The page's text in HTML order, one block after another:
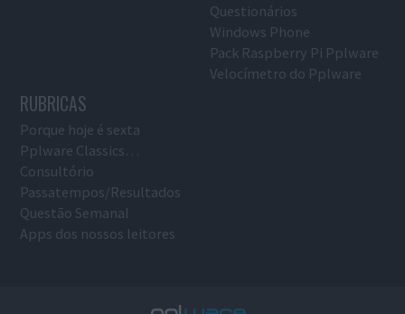
Questionários
Windows Phone
Pack Raspberry Pi Pplware
Velocímetro do Pplware
RUBRICAS
Porque hoje é sexta
Pplware Classics…
Consultório
Passatempos/Resultados
Questão Semanal
Apps dos nossos leitores